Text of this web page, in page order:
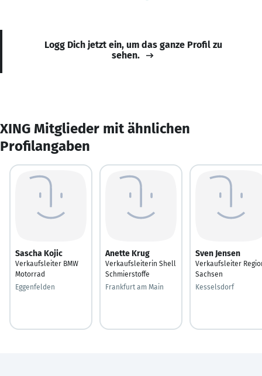
Logg Dich jetzt ein, um das ganze Profil zu
sehen.
XING Mitglieder mit ähnlichen
Profilangaben
Sascha Kojic
Verkaufsleiter BMW
Motorrad
Eggenfelden
Anette Krug
Verkaufsleiterin Shell
Schmierstoffe
Frankfurt am Main
Sven Jensen
Verkaufsleiter
Sachsen
Kesselsdorf